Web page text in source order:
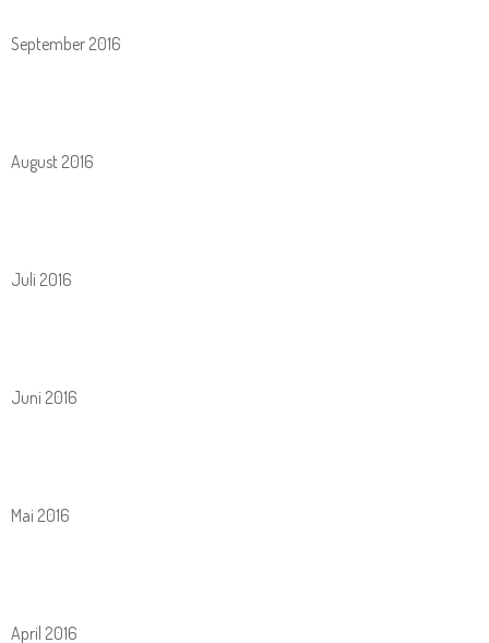
September 2016
August 2016
Juli 2016
Juni 2016
Mai 2016
April 2016